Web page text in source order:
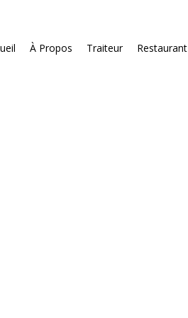
À Propos Traiteur Restaurant